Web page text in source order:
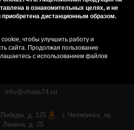
в ознакомительных целях, и не
дистанционным образом.
чтобы улучшить работу и
сайта. Продолжая пользование
с использованием файлов
Карта сайта
info@ohota74.ru
Победы, д. 125
г. Челябинск, пр.
Ленина, д. 25